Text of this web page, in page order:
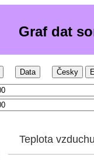
Graf dat
Data Česky
Teplota